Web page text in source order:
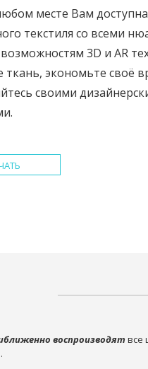
месте Вам
текстиля со всеми
3D и AR
ткань, экономьте своё
своими
воспроизводят все